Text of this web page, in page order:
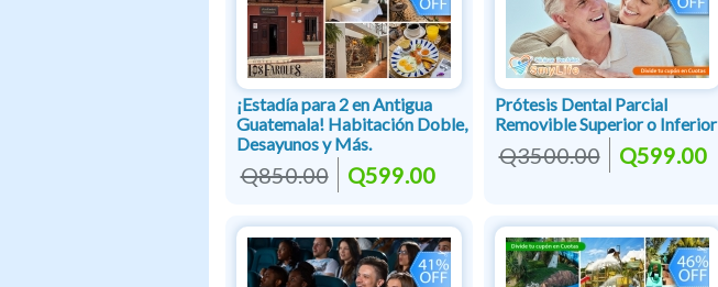
¡Estadía para 2 en Antigua
Guatemala! Habitación Doble,
Desayunos y Más.
Q850.00 Q599.00
Prótesis Dental Parcial
Removible Superior o Inferior
Q3500.00 Q599.00